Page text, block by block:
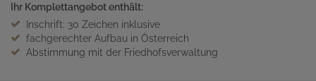
Ihr Komplettangebot enthält:
Inschrift: 30 Zeichen inklusive
fachgerechter Aufbau in Österreich
Abstimmung mit der Friedhofsverwaltung